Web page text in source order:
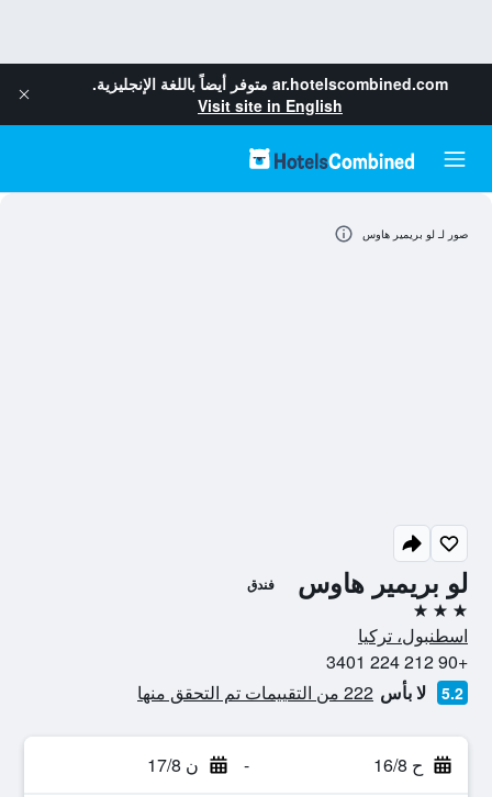
ar.hotelscombined.com متوفر أيضاً باللغة الإنجليزية.
Visit site in English
لو بريمير هاوس فندق
3 نجوم
اسطنبول، تركيا
+90 212 224 3401
5.2 لا بأس 222 من التقييمات تم التحقق منها
ح 16/8 - ن 17/8
صور لـ لو بريمير هاوس